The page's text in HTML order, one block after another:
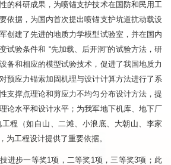
的科研成果，为喷锚支护技术在国防和民用工
依据，为国内首次提出喷锚支护坑道抗动载设
创建了先进的地质力学模型试验室，并在国内
试验条件和 “先加载、后开洞”的试验方法，研
备和相应的模型试验技术，促进了我国地质力
预应力锚索加固机理与设计计算方法进行了系
支撑点理论和剪应力不均匀分布设计方法，提
论水平和设计水平；为我军地下机库、地下厂
程（如白山、二滩、小浪底、大朝山、李家
为工程设计提供了重要依据。
进步一等奖1项，二等奖1项，三等奖3项；此